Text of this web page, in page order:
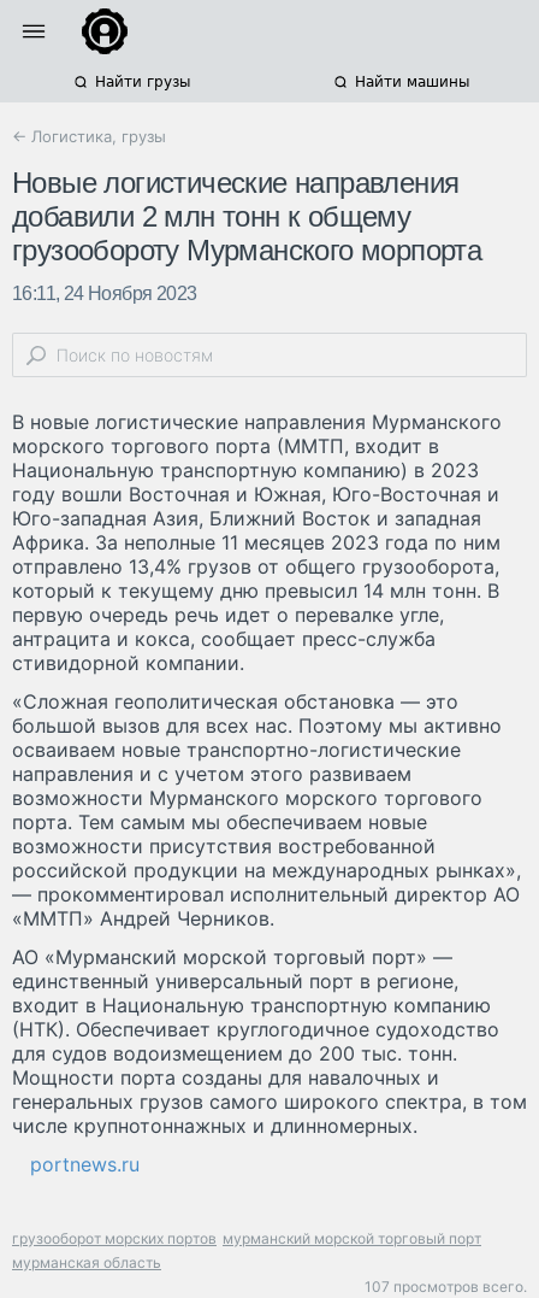
Найти грузы Найти машины
← Логистика, грузы
Новые логистические направления
добавили 2 млн тонн к общему
грузообороту Мурманского морпорта
16:11, 24 Ноября 2023
В новые логистические направления Мурманского
морского торгового порта (ММТП, входит в
Национальную транспортную компанию) в 2023
году вошли Восточная и Южная, Юго-Восточная и
Юго-западная Азия, Ближний Восток и западная
Африка. За неполные 11 месяцев 2023 года по ним
отправлено 13,4% грузов от общего грузооборота,
который к текущему дню превысил 14 млн тонн. В
первую очередь речь идет о перевалке угле,
антрацита и кокса, сообщает пресс-служба
стивидорной компании.
«Сложная геополитическая обстановка — это
большой вызов для всех нас. Поэтому мы активно
осваиваем новые транспортно-логистические
направления и с учетом этого развиваем
возможности Мурманского морского торгового
порта. Тем самым мы обеспечиваем новые
возможности присутствия востребованной
российской продукции на международных рынках»,
— прокомментировал исполнительный директор АО
«ММТП» Андрей Черников.
АО «Мурманский морской торговый порт» —
единственный универсальный порт в регионе,
входит в Национальную транспортную компанию
(НТК). Обеспечивает круглогодичное судоходство
для судов водоизмещением до 200 тыс. тонн.
Мощности порта созданы для навалочных и
генеральных грузов самого широкого спектра, в том
числе крупнотоннажных и длинномерных.
portnews.ru
грузооборот морских портов мурманский морской торговый порт
мурманская область
107 просмотров всего.